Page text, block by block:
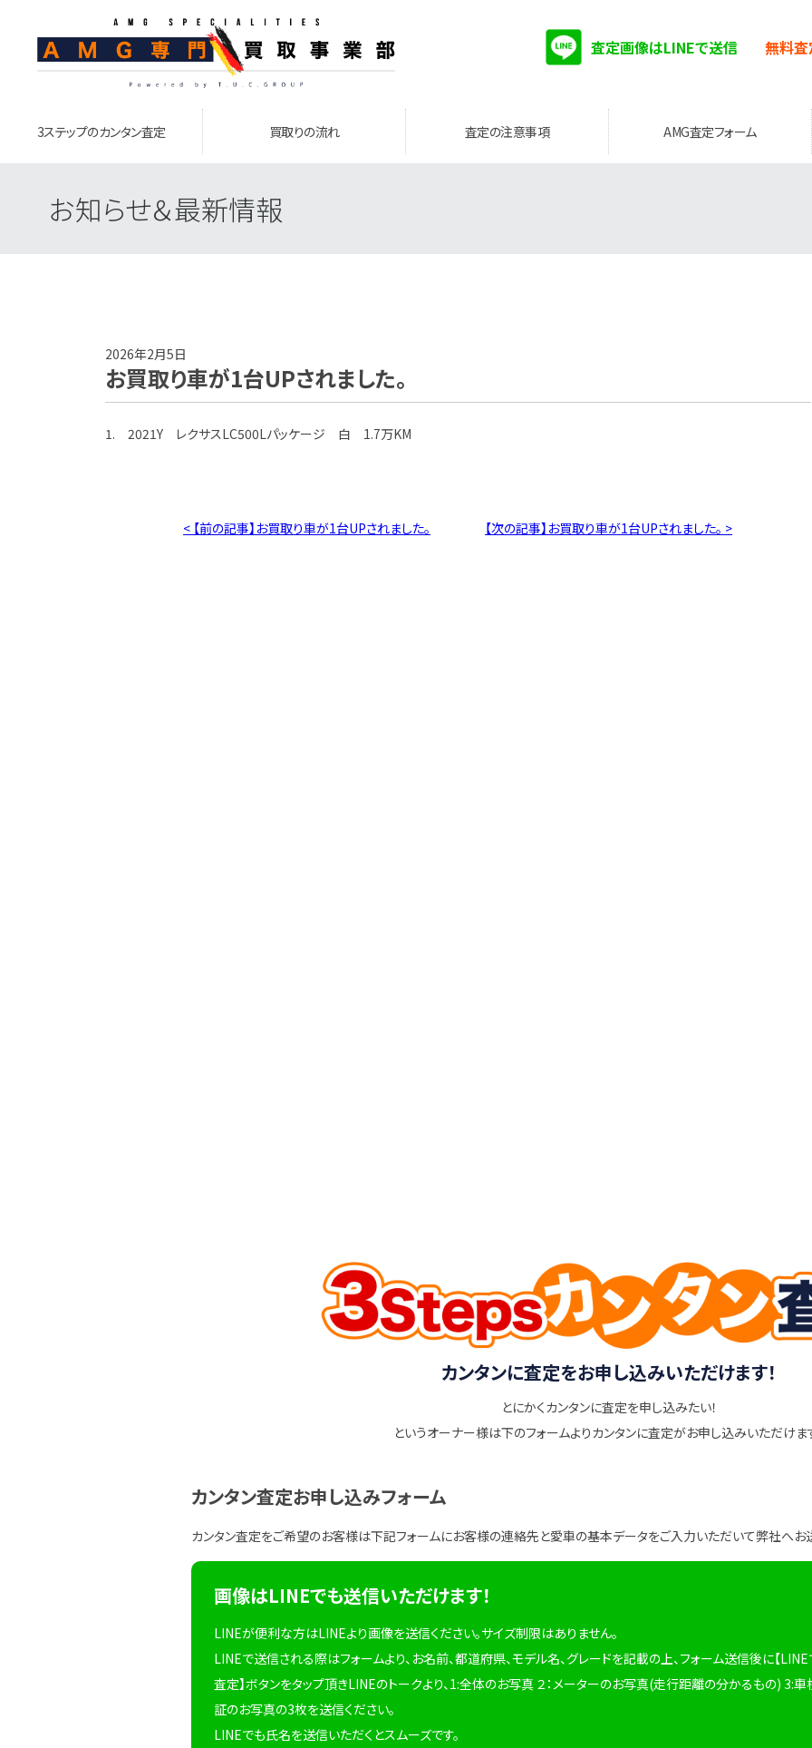
査定画像はLINEで送信 無料査
3ステップのカンタン査定 買取りの流れ 査定の注意事項 AMG査定フォーム
お知らせ＆最新情報
2026年2月5日
お買取り車が1台UPされました。
1. 2021Y レクサスLC500Lパッケージ 白 1.7万KM
< 【前の記事】お買取り車が1台UPされました。 【次の記事】お買取り車が1台UPされました。 >
カンタンに査定をお申し込みいただけます！
とにかくカンタンに査定を申し込みたい！
というオーナー様は下のフォームよりカンタンに査定がお申し込みいただけま
カンタン査定お申し込みフォーム
カンタン査定をご希望のお客様は下記フォームにお客様の連絡先と愛車の基本データをご入力いただいて弊社へお
画像はLINEでも送信いただけます！
LINEが便利な方はLINEより画像を送信ください。サイズ制限はありません。
LINEで送信される際はフォームより、お名前、都道府県、モデル名、グレードを記載の上、フォーム送信後に【LINE
査定】ボタンをタップ頂きLINEのトークより、1:全体のお写真 ２：メーターのお写真(走行距離の分かるもの) 3:車
証のお写真の3枚を送信ください。
LINEでも氏名を送信いただくとスムーズです。